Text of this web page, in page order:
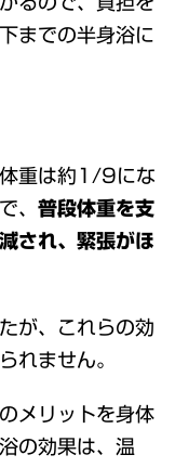
までの半身浴に
体重は約1/9にな
、 普段体重を支
され、緊張がほ
が、これらの効
れません。
メリットを身体
の効果は、温